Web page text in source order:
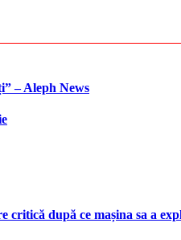
– Aleph News
după ce mașina sa a